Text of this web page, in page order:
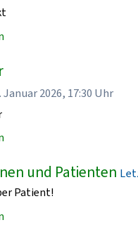
2026, 17:30 Uhr
und Patienten
Patient!